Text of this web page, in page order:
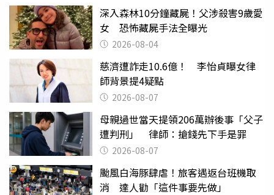
深入森林10分鐘藏屍！父涉殺害9歲愛
女 恐怖藏屍手法全曝光
2026-08-04
慈濟遭詐走10.6億！ 李怡貞曝女律
師背景提4疑點
2026-08-07
母親過世當天提領206萬辦後事「父子
遭判刑」 律師：搶錢先下手是罪
2026-08-07
颱風白海豚肆虐！旅客遇返台班機取
消 達人勸「這件事要先做」